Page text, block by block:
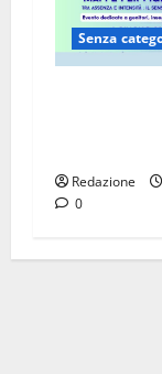
Senza
Redazione
0